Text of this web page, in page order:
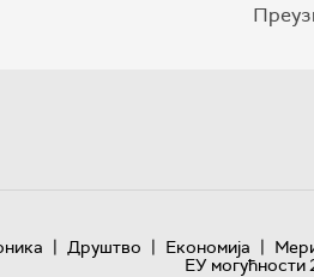
| Друштво | Економија |
ЕУ могућности